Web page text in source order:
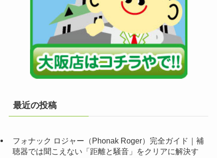
最近の投稿
フォナック ロジャー（Phonak Roger）完全ガイド｜補
聴器では聞こえない「距離と騒音」をクリアに解決す